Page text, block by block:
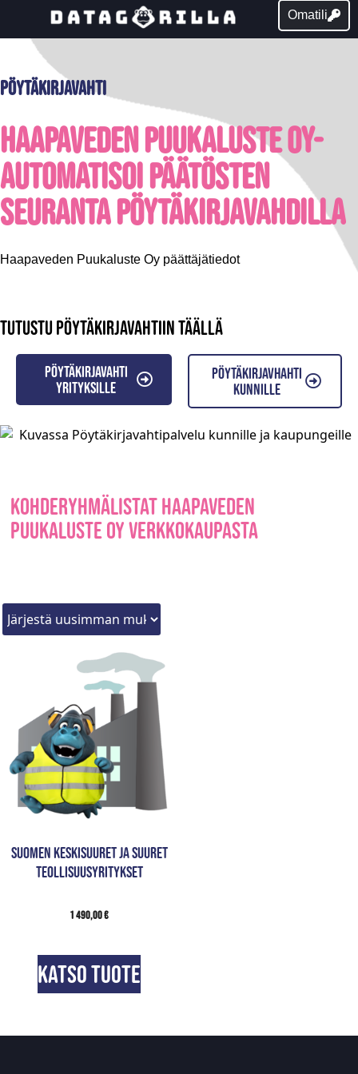
Omatili
Pöytäkirjavahti
Haapaveden Puukaluste Oy-
Automatisoi päätösten
seuranta pöytäkirjavahdilla
Haapaveden Puukaluste Oy päättäjätiedot
Tutustu pöytäkirjavahtiin täällä
Pöytäkirjavahti
yrityksille
Pöytäkirjavhahti
kunnille
Kohderyhmälistat Haapaveden
Puukaluste Oy verkkokaupasta
Suomen keskisuuret ja suuret
teollisuusyritykset
1 490,00€
Katso tuote